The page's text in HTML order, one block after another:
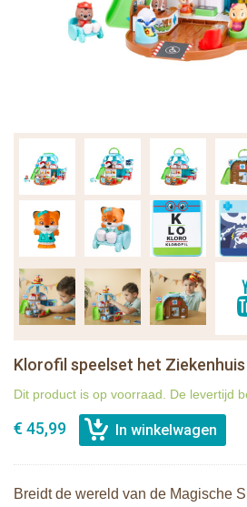
Klorofil speelset het Ziekenhuis
Dit product is op voorraad. De levertijd
€ 45,99
Breidt de wereld van de Magische